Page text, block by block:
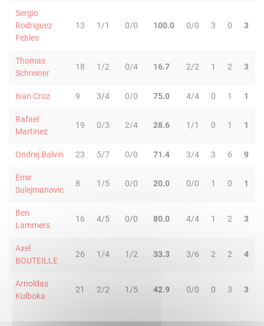
Sergio
Rodriguez
Febles
13 1/1 0/0 100.0 0/0 3 0 3
Thomas
Schreiner
18 1/2 0/4 16.7 2/2 1 2 3
Ivan Cruz 9 3/4 0/0 75.0 4/4 0 1 1
Rafael
Martinez
19 0/3 2/4 28.6 1/1 0 1 1
Ondrej Balvin 23 5/7 0/0 71.4 3/4 3 6 9
Emir
Sulejmanovic
8 1/5 0/0 20.0 0/0 1 0 1
Ben
Lammers
16 4/5 0/0 80.0 4/4 1 2 3
Axel
BOUTEILLE
26 1/4 1/2 33.3 3/6 2 2 4
Arnoldas
Kulboka
21 2/2 1/5 42.9 0/0 0 3 3